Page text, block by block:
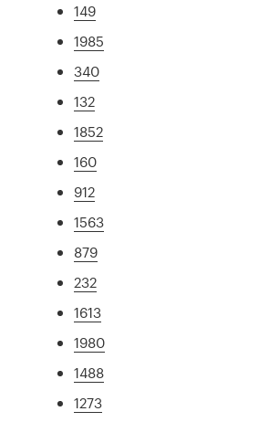
149
1985
340
132
1852
160
912
1563
879
232
1613
1980
1488
1273